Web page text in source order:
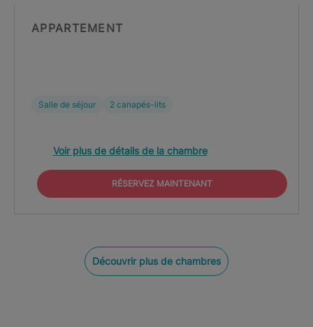
APPARTEMENT
Salle de séjour 2 canapés-lits
Voir plus de détails de la chambre
RÉSERVEZ MAINTENANT
Découvrir plus de chambres